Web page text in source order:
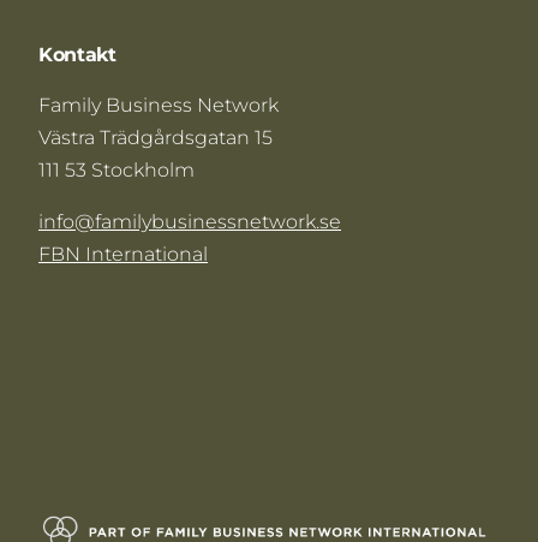
Kontakt
Family Business Network
Västra Trädgårdsgatan 15
111 53 Stockholm
info@familybusinessnetwork.se
FBN International